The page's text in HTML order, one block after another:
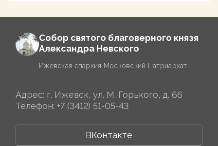
Собор святого благоверного князя
Александра Невского
Ижевская епархия Московский Патриархат
Адрес: г. Ижевск, ул. М. Горького, д. 66
Телефон: +7 (3412) 51-05-43
ВКонтакте